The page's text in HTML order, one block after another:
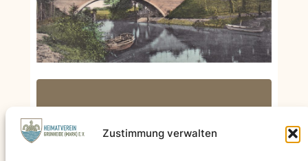
Zustimmung verwalten